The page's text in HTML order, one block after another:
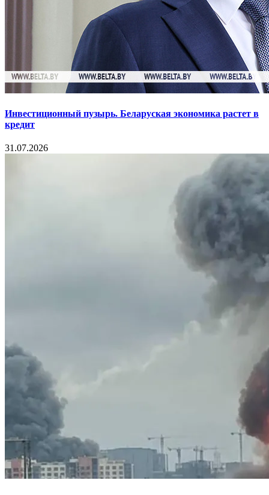
Инвестиционный пузырь. Беларуская экономика растет в
кредит
31.07.2026